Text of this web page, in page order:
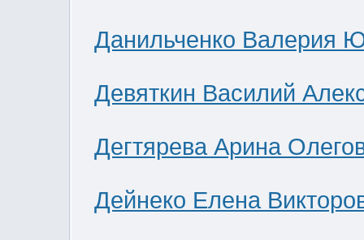
Данильченко Валерия
Девяткин Василий
Дегтярева Арина
Дейнеко Елена